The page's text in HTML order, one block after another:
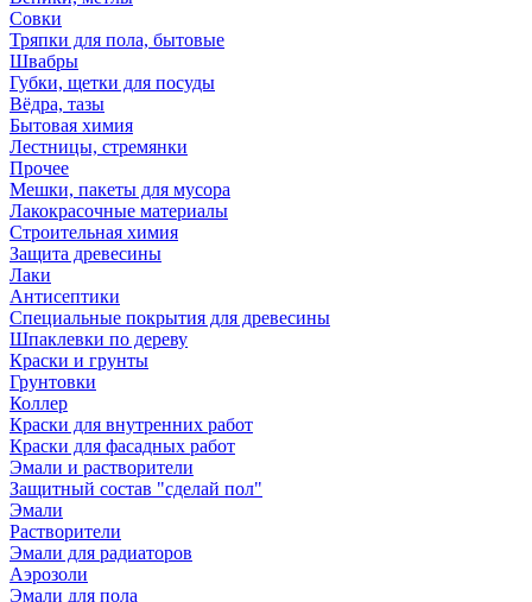
Совки
Тряпки для пола, бытовые
Швабры
Губки, щетки для посуды
Вёдра, тазы
Бытовая химия
Лестницы, стремянки
Прочее
Мешки, пакеты для мусора
Лакокрасочные материалы
Строительная химия
Защита древесины
Лаки
Антисептики
Специальные покрытия для древесины
Шпаклевки по дереву
Краски и грунты
Грунтовки
Коллер
Краски для внутренних работ
Краски для фасадных работ
Эмали и растворители
Защитный состав "сделай пол"
Эмали
Растворители
Эмали для радиаторов
Аэрозоли
Эмали для пола